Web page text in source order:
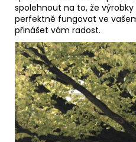
spolehnout na to, že
perfektně fungovat ve
přinášet vám radost.